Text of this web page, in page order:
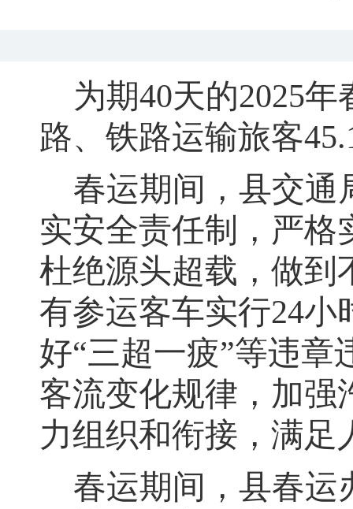
为期40天的2025
路、铁路运输旅客
春运期间 ， 县交通
实安全责任制
， 严格
杜绝源头超载，做到
有参运客车实行24小
好“三超一疲”等违
客流变化规律 ， 加强
力组织和衔接，满足
春运期间 ， 县春运